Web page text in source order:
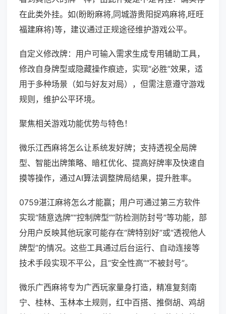
在此类外挂。如(盼盼麻将,同城游贵阳捉鸡麻将,旺旺
福建麻将)等，建议通过正规途径维护游戏公平。
自定义修改牌：用户可输入需求生成专用辅助工具，
修改自身牌型或隐藏操作痕迹，实现“必胜”效果，适
用于多种场景（如与好友对局），但需注意遵守游戏
规则，维护公平环境。
聚焦相关游戏功能优势与特色！
微乐江西麻将怎么让系统发好牌；支持透视全局牌
型、智能出牌策略、暗杠优化、提高好牌率及快速自
摸等操作，通过AI算法调整牌局结果，提升胜率。
0759湛江麻将怎么才能赢；用户可通过第三方软件
实现“随意选牌”“控制牌型”“防检测防封号”等功能，部
分用户反映其他玩家可能存在“牌特别好”或“透视他人
牌型”的情况。这些工具通过后台运行、自动连接等
技术手段实现不平公，且“安全性高”“不被封号”。
微乐广西麻将专为广西玩家量身打造，精准复刻南
宁、桂林、玉林本土规则，红中百搭、推倒胡、鸡胡